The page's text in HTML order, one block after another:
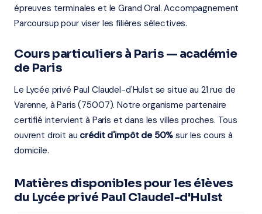
épreuves terminales et le Grand Oral. Accompagnement
Parcoursup pour viser les filières sélectives.
Cours particuliers à Paris — académie
de Paris
Le Lycée privé Paul Claudel-d'Hulst se situe au 21 rue de
Varenne, à Paris (75007). Notre organisme partenaire
certifié intervient à Paris et dans les villes proches. Tous
ouvrent droit au crédit d'impôt de 50% sur les cours à
domicile.
Matières disponibles pour les élèves
du Lycée privé Paul Claudel-d'Hulst